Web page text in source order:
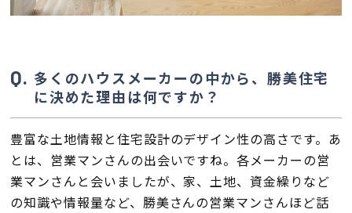
スタッフブログ ZEH普及目標
プライバシー
ポリシー
ソーシャルメディアポリ
シー
サイトマップ
多くのハウスメーカーの中から、勝美住宅
に決めた理由は何ですか？
豊富な土地情報と住宅設計のデザイン性の高さです。あ
とは、営業マンさんの出会いですね。各メーカーの営
業マンさんと会いましたが、家、土地、資金繰りなど
の知識や情報量など、勝美さんの営業マンさんほど話